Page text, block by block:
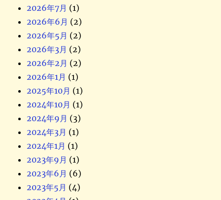
2026年7月 (1)
2026年6月 (2)
2026年5月 (2)
2026年3月 (2)
2026年2月 (2)
2026年1月 (1)
2025年10月 (1)
2024年10月 (1)
2024年9月 (3)
2024年3月 (1)
2024年1月 (1)
2023年9月 (1)
2023年6月 (6)
2023年5月 (4)